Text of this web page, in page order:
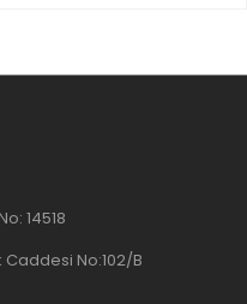
14518
No:102/B